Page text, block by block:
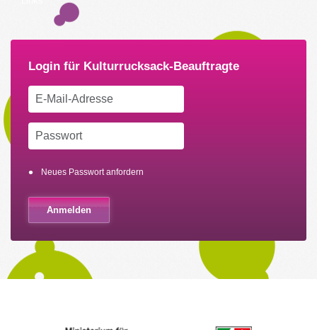
Neues Passwort anfordern